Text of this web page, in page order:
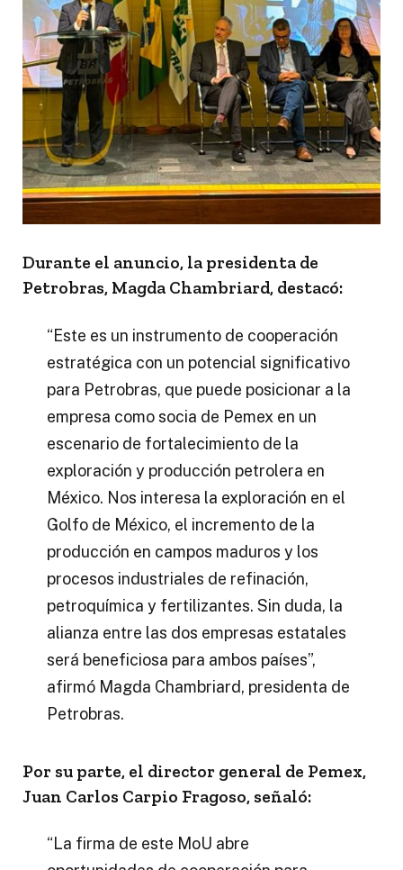
Durante el anuncio, la presidenta de
Petrobras, Magda Chambriard, destacó:
“Este es un instrumento de cooperación
estratégica con un potencial significativo
para Petrobras, que puede posicionar a la
empresa como socia de Pemex en un
escenario de fortalecimiento de la
exploración y producción petrolera en
México. Nos interesa la exploración en el
Golfo de México, el incremento de la
producción en campos maduros y los
procesos industriales de refinación,
petroquímica y fertilizantes. Sin duda, la
alianza entre las dos empresas estatales
será beneficiosa para ambos países”,
afirmó Magda Chambriard, presidenta de
Petrobras.
Por su parte, el director general de Pemex,
Juan Carlos Carpio Fragoso, señaló:
“La firma de este MoU abre